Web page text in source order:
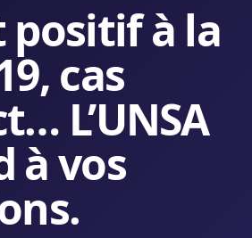
positif à la
cas
L’UNSA
à vos